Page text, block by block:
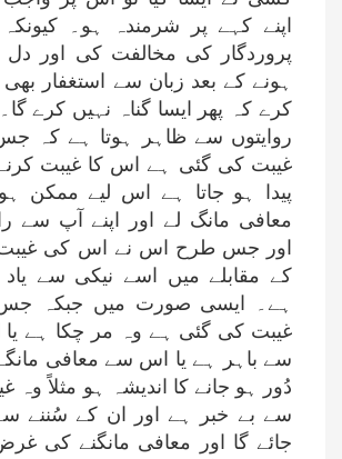
اپنے کہے پر شرمندہ ہو۔
پروردگار کی مخالفت کی اور دل
ہونے کے بعد زبان سے استغفار
کرے کہ پھر ایسا گناہ نہیں کرے
روایتوں سے ظاہر ہوتا ہے
غیبت کی گئی ہے اس کا غیبت
پیدا ہو جاتا ہے اس لیے ممکن
معافی مانگ لے اور اپنے آپ سے
اور جس طرح اس نے اس کی
کے مقابلے میں اسے نیکی سے یاد
ہے۔ ایسی صورت میں جبکہ
غیبت کی گئی ہے وہ مر چکا ہے
سے باہر ہے یا اس سے معافی
دُور ہو جانے کا اندیشہ ہو مثلاً وہ
سے بے خبر ہے اور ان کے سُننے
جائے گا اور معافی مانگنے کی